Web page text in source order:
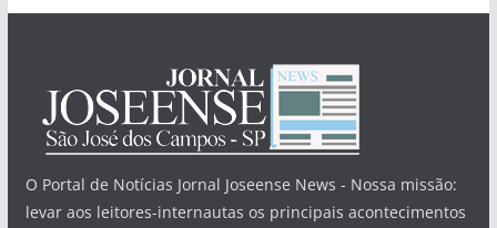
O Portal de Notícias Jornal Joseense News - Nossa missão:
levar aos leitores-internautas os principais acontecimentos